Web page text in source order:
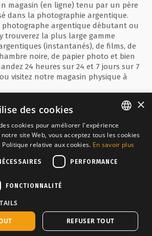
2-3 jours ouvrables
Ajouter à mon panier
magasin (en ligne) tenu par un père
dans la photographie argentique.
photographe argentique débutant ou
trouverez la plus large gamme
(instantanés), de films, de
noire, de papier photo et bien
24 heures sur 24 et 7 jours sur 7
visitez notre magasin physique à
Paiement sécurisé avec
Service 2026 - BE 0438 614 796
Powered byTilroy
ENGLISH
FRANÇAIS
×
des cookies
cookies pour améliorer l'expérience
site Web, vous acceptez tous les cookies
relative aux cookies. En savoir plus
PERFORMANCE
FONCTIONNALITÉ
REFUSER TOUT